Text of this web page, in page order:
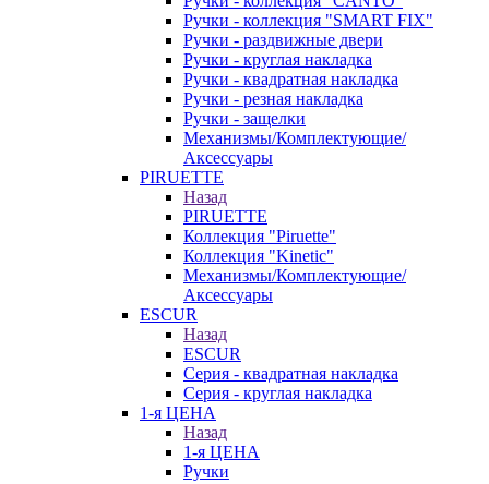
Ручки - коллекция "SMART FIX"
Ручки - раздвижные двери
Ручки - круглая накладка
Ручки - квадратная накладка
Ручки - резная накладка
Ручки - защелки
Механизмы/Комплектующие/
Аксессуары
PIRUETTE
Назад
PIRUETTE
Коллекция "Piruette"
Коллекция "Kinetic"
Механизмы/Комплектующие/
Аксессуары
ESCUR
Назад
ESCUR
Серия - квадратная накладка
Серия - круглая накладка
1-я ЦЕНА
Назад
1-я ЦЕНА
Ручки